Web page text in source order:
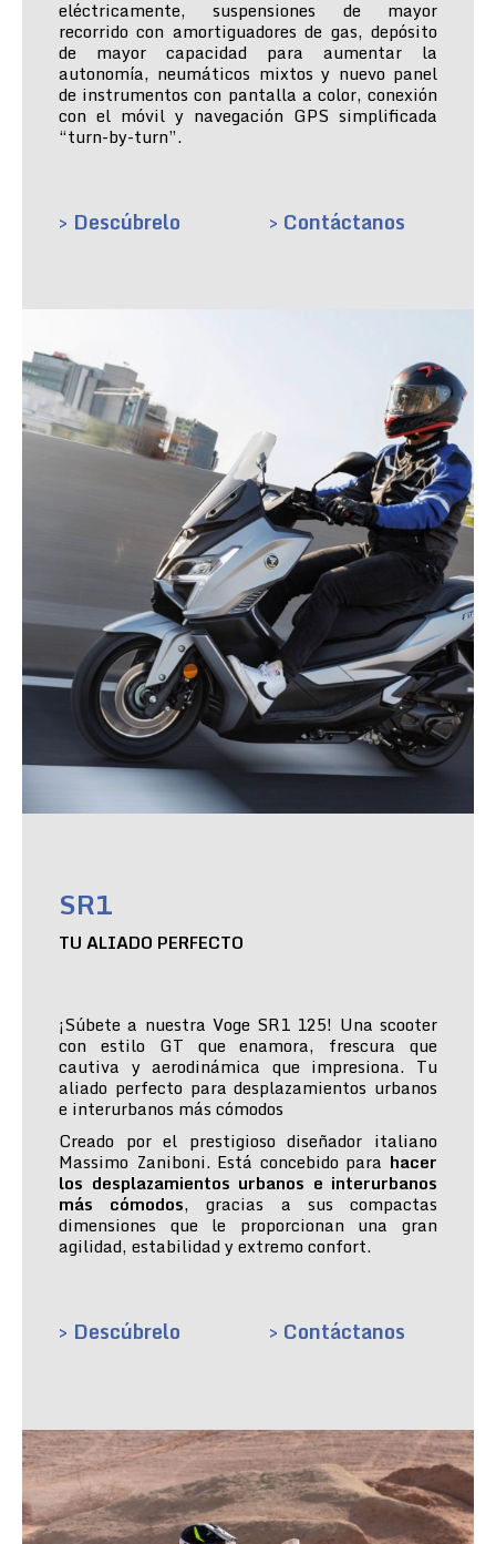
eléctricamente, suspensiones de mayor
recorrido con amortiguadores de gas, depósito
de mayor capacidad para aumentar la
autonomía, neumáticos mixtos y nuevo panel
de instrumentos con pantalla a color, conexión
con el móvil y navegación GPS simplificada
“turn-by-turn”.
> Descúbrelo > Contáctanos
SR1
TU ALIADO PERFECTO
¡Súbete a nuestra Voge SR1 125! Una scooter
con estilo GT que enamora, frescura que
cautiva y aerodinámica que impresiona. Tu
aliado perfecto para desplazamientos urbanos
e interurbanos más cómodos
Creado por el prestigioso diseñador italiano
Massimo Zaniboni. Está concebido para hacer
los desplazamientos urbanos e interurbanos
más cómodos, gracias a sus compactas
dimensiones que le proporcionan una gran
agilidad, estabilidad y extremo confort.
> Descúbrelo > Contáctanos